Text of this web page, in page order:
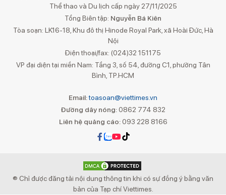
Thể thao và Du lịch cấp ngày 27/11/2025
Tổng Biên tập: Nguyễn Bá Kiên
Tòa soạn: LK16-18, Khu đô thị Hinode Royal Park, xã Hoài Đức, Hà
Nội
Điện thoại/fax: (024)32 151175
VP đại diện tại miền Nam: Tầng 3, số 54, đường C1, phường Tân
Bình, TP.HCM
Email:toasoan@viettimes.vn
Đường dây nóng: 0862 774 832
Liên hệ quảng cáo:093 228 8166
® Chỉ được đăng tải nội dung thông tin khi có sự đồng ý bằng văn
bản của Tạp chí Viettimes.